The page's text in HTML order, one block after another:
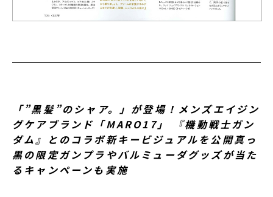
「”黒髪”のシャア。」が登場！メンズエイジン
グケアブランド「MARO17」 『機動戦士ガン
ダム』とのコラボ新キービジュアルを公開真っ
黒の限定ガンプラやバルミューダグッズが当た
るキャンペーンも実施